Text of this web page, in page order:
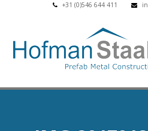
+31 (0)546 644 411